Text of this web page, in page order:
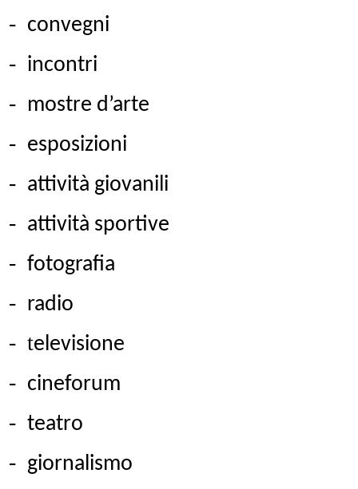
- convegni
- incontri
- mostre d’arte
- esposizioni
- attività giovanili
- attività sportive
- fotografia
- radio
- televisione
- cineforum
- teatro
- giornalismo